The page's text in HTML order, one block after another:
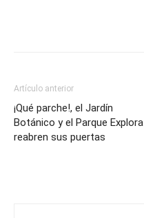
Artículo anterior
¡Qué parche!, el Jardín
Botánico y el Parque Explora
reabren sus puertas